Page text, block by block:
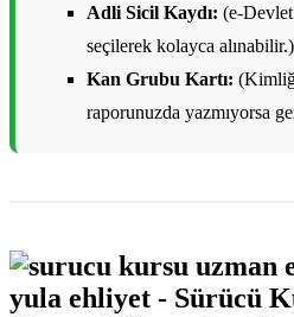
Adli Sicil Kaydı: (e-
seçilerek kolayca alınabilir.)
Kan Grubu Kartı:
raporunuzda yazmıyorsa